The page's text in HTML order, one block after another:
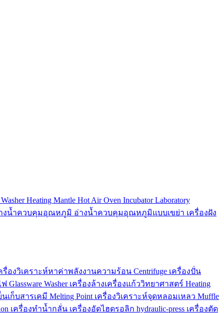
Heating Mantle Hot Air Oven IncubatorLaboratory
งน้ำควบคุมอุณหภูมิ อ่างน้ำควบคุมอุณหภูมิแบบเขย่า เครื่องฝัง
รื่องวิเคราะห์หาค่าพลังงานความร้อน Centrifuge เครื่องปั่น
ฟ Glassware Washer เครื่องล้างเครื่องแก้ววิทยาศาสตร์ Heating
นเก็บสารเคมี Melting Point เครื่องวิเคราะห์จุดหลอมเหลว Muffle
เครื่องทำน้ำกลั่น เครื่องอัดไฮดรอลิก hydraulic-press เครื่องตัด